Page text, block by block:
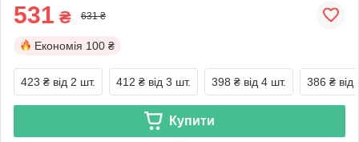
531 ₴ 631 ₴
Економія 100 ₴
423 ₴ від 2 шт. 412 ₴ від 3 шт. 398 ₴ від 4 шт. 386 ₴ від
Купити